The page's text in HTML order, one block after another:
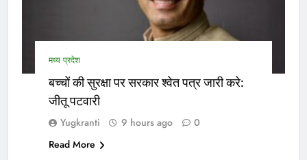
मध्य प्रदेश
बच्चों की सुरक्षा पर सरकार श्वेत पत्र जारी करे:
जीतू पटवारी
Yugkranti 9 hours ago
0
Read More